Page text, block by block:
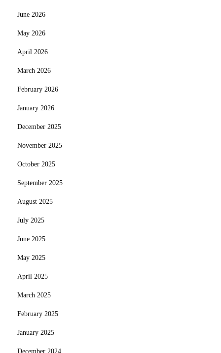
June 2026
May 2026
April 2026
March 2026
February 2026
January 2026
December 2025
November 2025
October 2025
September 2025
August 2025
July 2025
June 2025
May 2025
April 2025
March 2025
February 2025
January 2025
December 2024